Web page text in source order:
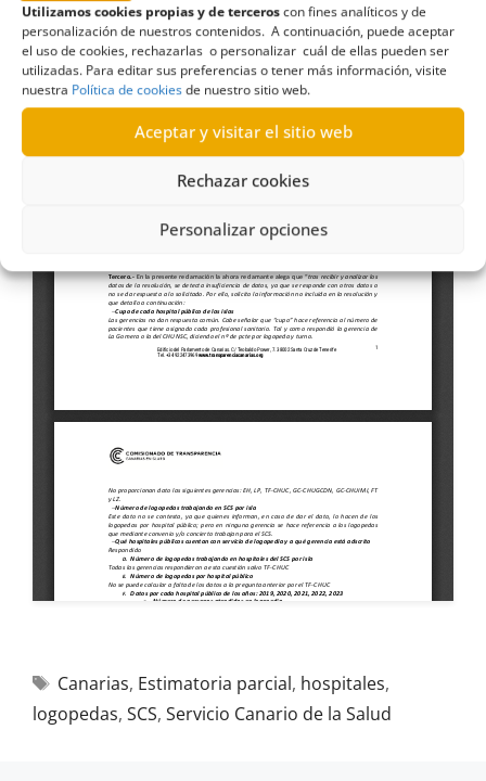
Utilizamos cookies propias y de terceroscon fines analíticos y de
personalización de nuestros contenidos. A continuación, puede aceptar
el uso de cookies, rechazarlas o personalizar cuál de ellas pueden ser
utilizadas. Para editar sus preferencias o tener más información, visite
nuestra Política de cookiesde nuestro sitio web.
Aceptar y visitar el sitio web
Rechazar cookies
Personalizar opciones
Canarias, Estimatoria parcial, hospitales,
logopedas, SCS, Servicio Canario de la Salud